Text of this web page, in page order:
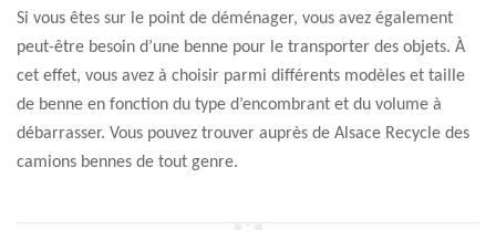
Si vous êtes sur le point de déménager, vous avez également
peut-être besoin d’une benne pour le transporter des objets. À
cet effet, vous avez à choisir parmi différents modèles et taille
de benne en fonction du type d’encombrant et du volume à
débarrasser. Vous pouvez trouver auprès de Alsace Recycle des
camions bennes de tout genre.